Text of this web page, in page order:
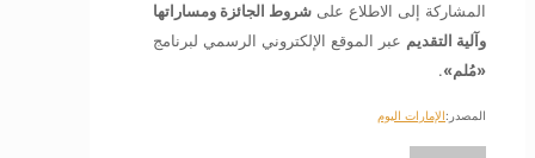
المشاركة إلى الاطلاع على شروط الجائزة ومساراتها
وآلية التقديم عبر الموقع الإلكتروني الرسمي لبرنامج
«مُلم».
المصدر:الإمارات اليوم